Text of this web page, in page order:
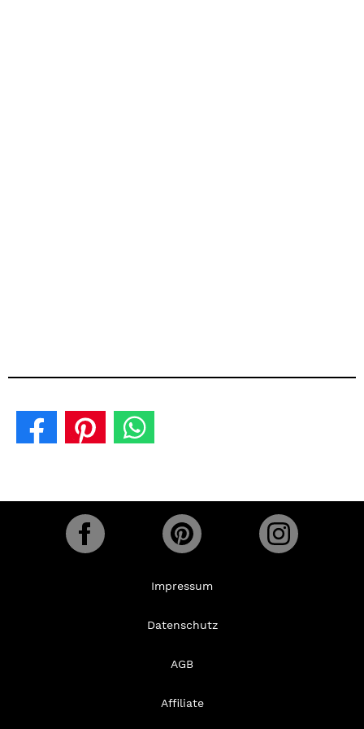
Impressum
Datenschutz
AGB
Affiliate